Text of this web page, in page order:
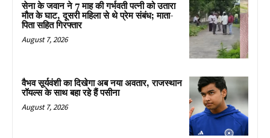
सेना के जवान ने 7 माह की गर्भवती पत्नी को उतारा
मौत के घाट, दूसरी महिला से थे प्रेम संबंध; माता-
पिता सहित गिरफ्तार
August 7, 2026
वैभव सूर्यवंशी का दिखेगा अब नया अवतार, राजस्थान
रॉयल्स के साथ बहा रहे हैं पसीना
August 7, 2026